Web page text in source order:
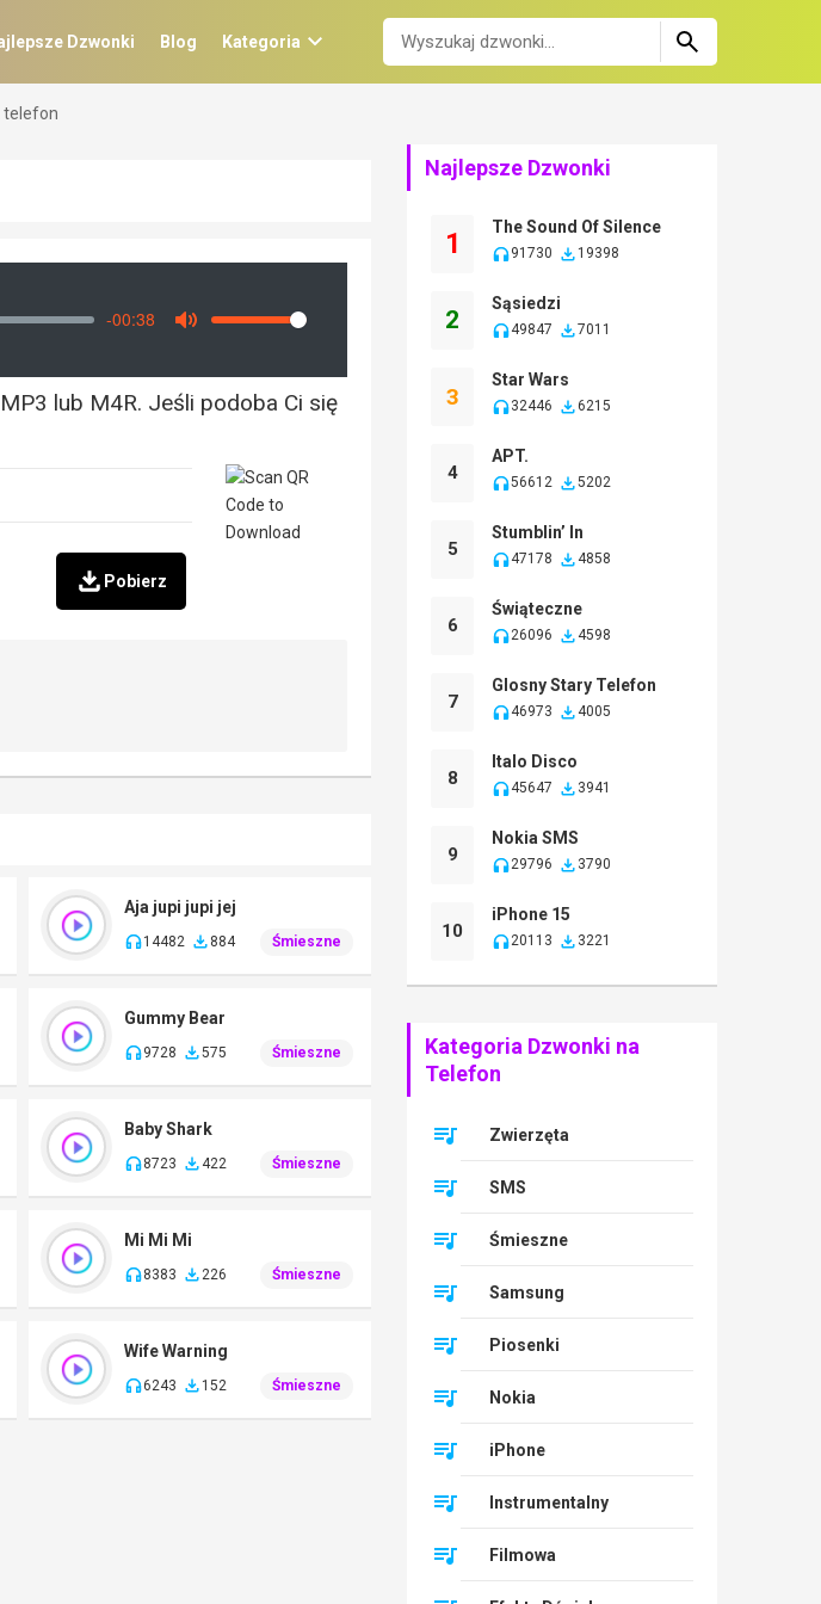
Dzwonki Blog Kategoria
telefon
-00:38
Volume
lub M4R. Jeśli podoba Ci się
Pobierz
Aja jupi jupi jej
14482 884 Śmieszne
Gummy Bear
9728 575 Śmieszne
Baby Shark
8723 422 Śmieszne
Mi Mi Mi
8383 226 Śmieszne
Wife Warning
6243 152 Śmieszne
Najlepsze Dzwonki
1
The Sound Of Silence
91730 19398
2
Sąsiedzi
49847 7011
3
Star Wars
32446 6215
4
APT.
56612 5202
5
Stumblin’ In
47178 4858
6
Świąteczne
26096 4598
7
Glosny Stary Telefon
46973 4005
8
Italo Disco
45647 3941
9
Nokia SMS
29796 3790
10
iPhone 15
20113 3221
Kategoria Dzwonki na
Telefon
Zwierzęta
SMS
Śmieszne
Samsung
Piosenki
Nokia
iPhone
Instrumentalny
Filmowa